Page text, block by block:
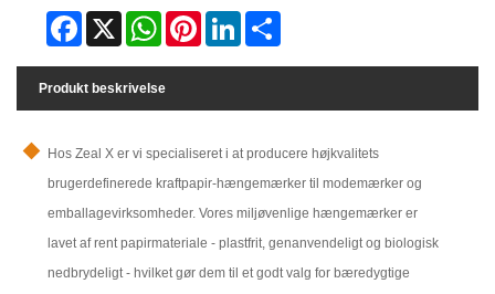
Facebook
X WhatsAppPinterestLinkedIn
Produkt beskrivelse
Hos Zeal X er vi specialiseret i at producere højkvalitets
brugerdefinerede kraftpapir-hængemærker til modemærker og
emballagevirksomheder. Vores miljøvenlige hængemærker er
lavet af rent papirmateriale - plastfrit, genanvendeligt og biologisk
nedbrydeligt - hvilket gør dem til et godt valg for bæredygtige